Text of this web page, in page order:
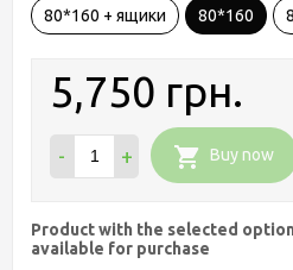
80*160 + ящики 80*160
5,750 грн.
- + Buy now
Product with the selected
available for purchase